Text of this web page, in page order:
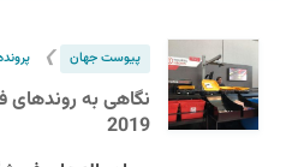
پیوست جهان ❯
نگاهی به
2019